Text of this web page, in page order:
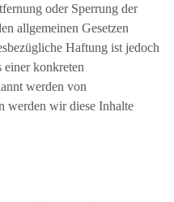
oder Sperrung der
allgemeinen Gesetzen
Haftung ist jedoch
einer konkreten
werden von
werden wir diese Inhalte